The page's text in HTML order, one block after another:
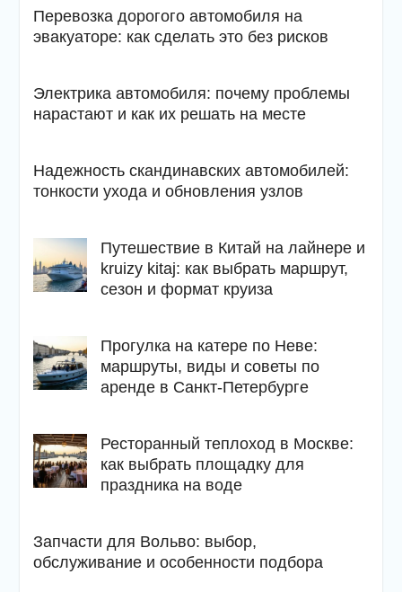
Перевозка дорогого автомобиля на
эвакуаторе: как сделать это без рисков
Электрика автомобиля: почему проблемы
нарастают и как их решать на месте
Надежность скандинавских автомобилей:
тонкости ухода и обновления узлов
Путешествие в Китай на лайнере и
kruizy kitaj: как выбрать маршрут,
сезон и формат круиза
Прогулка на катере по Неве:
маршруты, виды и советы по
аренде в Санкт-Петербурге
Ресторанный теплоход в Москве:
как выбрать площадку для
праздника на воде
Запчасти для Вольво: выбор,
обслуживание и особенности подбора